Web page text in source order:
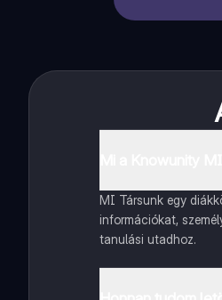
MI Társunk egy
információkat,
tanulási utadhoz.